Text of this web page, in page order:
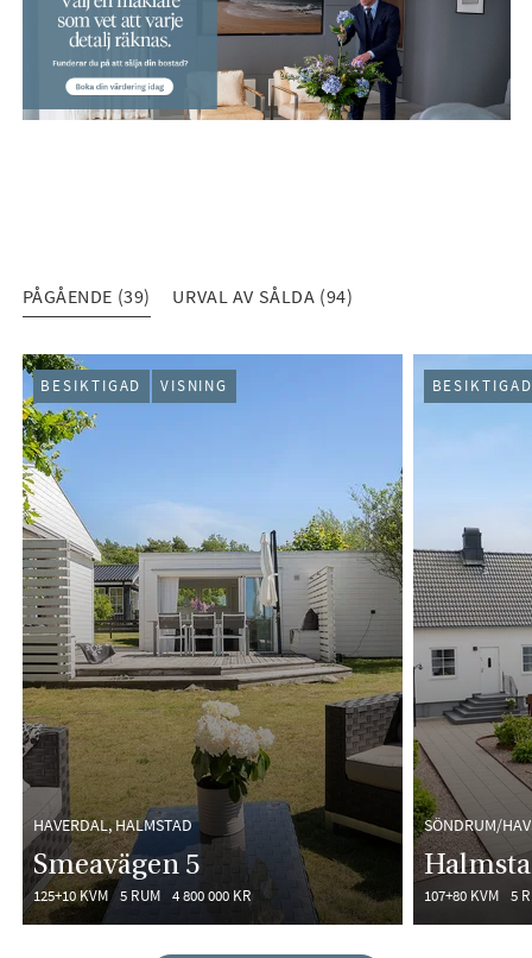
PÅGÅENDE (39) URVAL AV SÅLDA (94)
PÅGÅENDE (39)
HAVERDAL, HALMSTAD
Smeavägen 5
125+10 KVM 5 RUM 4 800 000 KR
BESIKTIGAD VISNING
SÖNDRUM/
107+80 KVM 5
BESIKTIGAD